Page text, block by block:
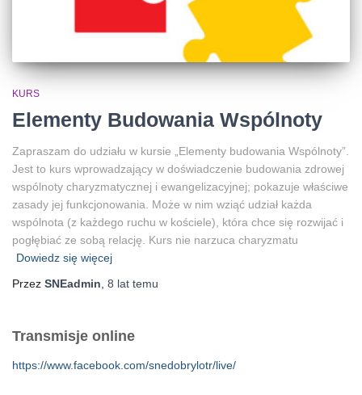
KURS
Elementy Budowania Wspólnoty
Zapraszam do udziału w kursie „Elementy budowania Wspólnoty”.
Jest to kurs wprowadzający w doświadczenie budowania zdrowej
wspólnoty charyzmatycznej i ewangelizacyjnej; pokazuje właściwe
zasady jej funkcjonowania. Może w nim wziąć udział każda
wspólnota (z każdego ruchu w kościele), która chce się rozwijać i
pogłębiać ze sobą relację. Kurs nie narzuca charyzmatu
Dowiedz się więcej
Przez SNEadmin 8 lat temu
Transmisje online
https://www.facebook.com/snedobrylotr/live/